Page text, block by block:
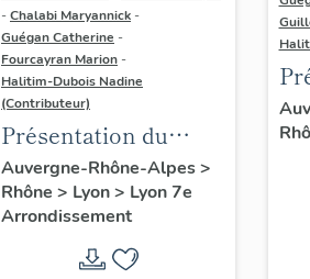
-Chalabi Maryannick -
Guégan Catherine -
Fourcayran Marion -
Halitim-Dubois Nadine
(Contributeur)
Présentation du
secteur d'étude Lyon
Guillotière
Auvergne-Rhône-Alpes>
Rhône > Lyon> Lyon 7e
Arrondissement